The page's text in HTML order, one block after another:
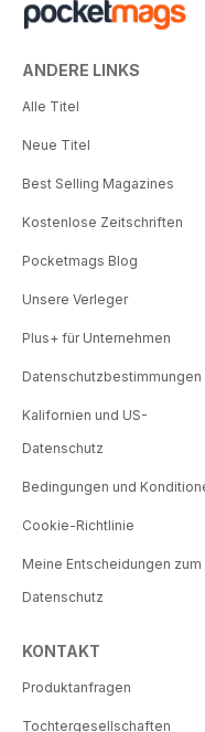
ANDERE LINKS
Alle Titel
Neue Titel
Best Selling Magazines
Kostenlose Zeitschriften
Pocketmags Blog
Unsere Verleger
Plus+ für Unternehmen
Datenschutzbestimmungen
Kalifornien und US-
Datenschutz
Bedingungen und
Cookie-Richtlinie
Meine Entscheidungen zum
Datenschutz
KONTAKT
Produktanfragen
Tochtergesellschaften